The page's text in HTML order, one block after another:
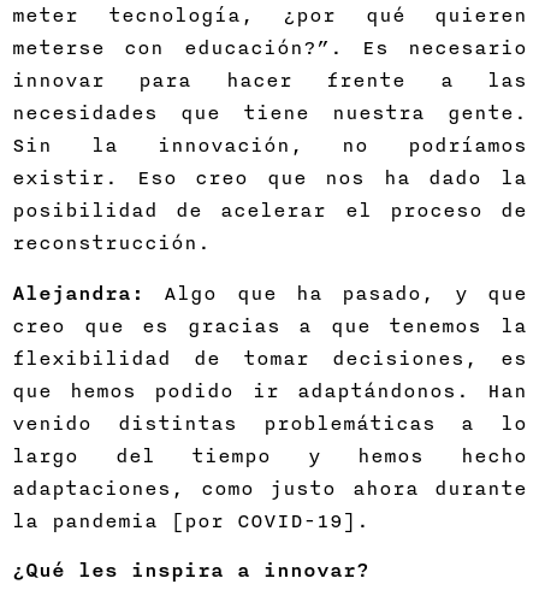
meter tecnología, ¿por qué quieren
meterse con educación?”. Es necesario
innovar para hacer frente a las
necesidades que tiene nuestra gente.
Sin la innovación, no podríamos
existir. Eso creo que nos ha dado la
posibilidad de acelerar el proceso de
reconstrucción.
Alejandra:
Algo que ha pasado, y que
creo que es gracias a que tenemos la
flexibilidad de tomar decisiones, es
que hemos podido ir adaptándonos. Han
venido distintas problemáticas a lo
largo del tiempo y hemos hecho
adaptaciones, como justo ahora durante
la pandemia [por COVID-19].
¿Qué les inspira a innovar?